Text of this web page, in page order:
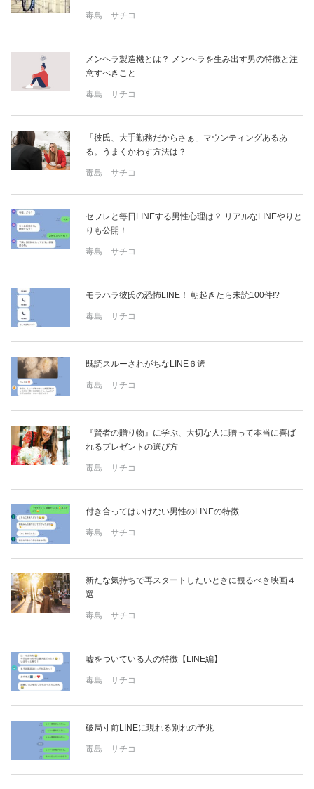
毒島 サチコ
メンヘラ製造機とは？ メンヘラを生み出す男の特徴と注
意すべきこと
毒島 サチコ
「彼氏、大手勤務だからさぁ」マウンティングあるあ
る。うまくかわす方法は？
毒島 サチコ
セフレと毎日LINEする男性心理は？ リアルなLINEやりと
りも公開！
毒島 サチコ
モラハラ彼氏の恐怖LINE！ 朝起きたら未読100件!?
毒島 サチコ
既読スルーされがちなLINE６選
毒島 サチコ
『賢者の贈り物』に学ぶ、大切な人に贈って本当に喜ば
れるプレゼントの選び方
毒島 サチコ
付き合ってはいけない男性のLINEの特徴
毒島 サチコ
新たな気持ちで再スタートしたいときに観るべき映画４
選
毒島 サチコ
嘘をついている人の特徴【LINE編】
毒島 サチコ
破局寸前LINEに現れる別れの予兆
毒島 サチコ